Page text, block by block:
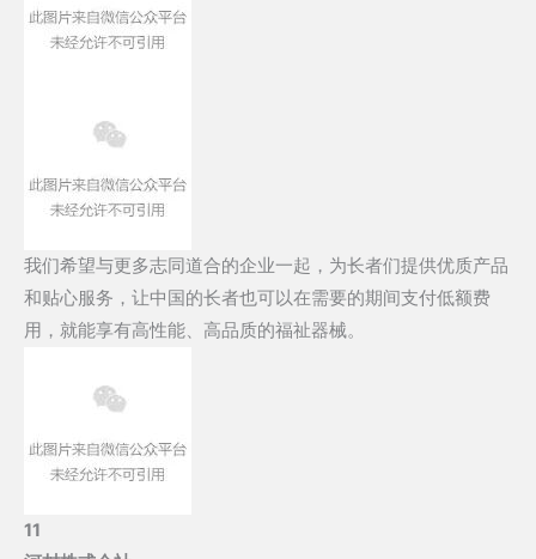
我们希望与更多志同道合的企业一起，为长者们提供优质产品
和贴心服务，让中国的长者也可以在需要的期间支付低额费
用，就能享有高性能、高品质的福祉器械。
11